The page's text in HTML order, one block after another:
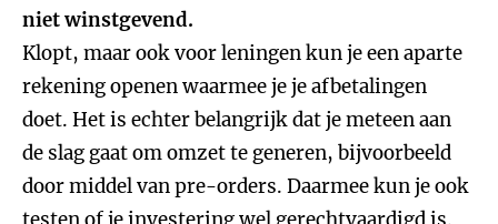
niet winstgevend.
Klopt, maar ook voor leningen kun je een aparte
rekening openen waarmee je je afbetalingen
doet. Het is echter belangrijk dat je meteen aan
de slag gaat om omzet te generen, bijvoorbeeld
door middel van pre-orders. Daarmee kun je ook